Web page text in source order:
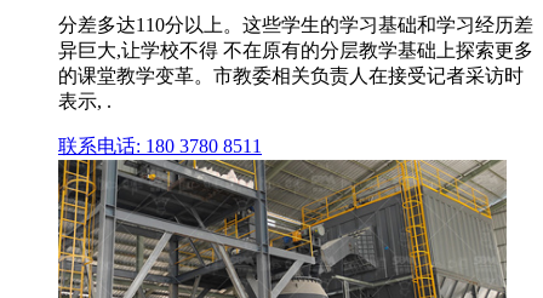
分差多达110分以上。这些学生的学习基础和学习经历差
异巨大,让学校不得 不在原有的分层教学基础上探索更多
的课堂教学变革。市教委相关负责人在接受记者采访时
表示, .
联系电话: 180 3780 8511